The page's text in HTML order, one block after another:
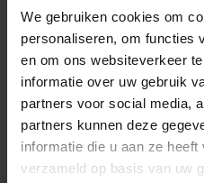
We gebruiken cookies om
personaliseren, om functies
en om ons websiteverkeer
informatie over uw gebruik
partners voor social media,
partners kunnen deze
informatie die u aan ze
verzameld op basis van uw
Duurzaamheid is de
onderdeel geworden van
dan vooral intern. Tot wij in
de stad” definitief
ons steentje bij te gaan
stimuleren hun gedrag
meeste positieve impact
een leuke manier. Vandaar